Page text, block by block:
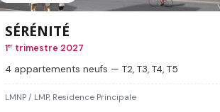
SÉRÉNITÉ
1er trimestre 2027
4 appartements neufs — T2, T3, T4, T5
LMNP / LMP, Residence Principale